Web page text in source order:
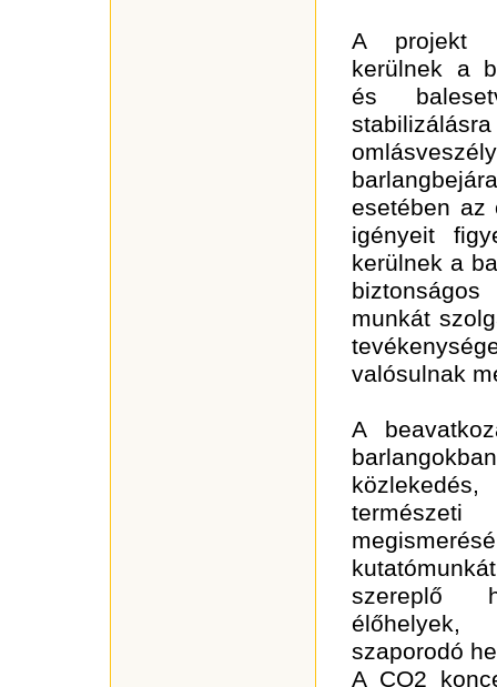
A projekt
kerülnek a
és
esetében az
igényeit
kerülnek a
munkát
valósulnak
A
szereplő
szaporodó
A CO2